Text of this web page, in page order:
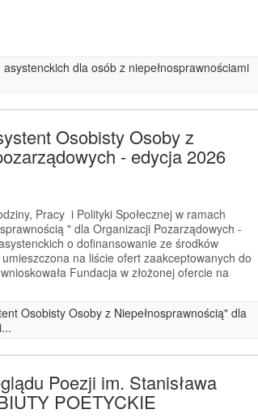
dla osób z niepełnosprawnościami
Osobisty Osoby z
- edycja 2026
Pracy i Polityki Społecznej w ramach
" dla Organizacji Pozarządowych -
o dofinansowanie ze środków
na liście ofert zaakceptowanych do
Fundacja w złożonej ofercie na
Osobisty Osoby z Niepełnosprawnością" dla
Poezji im. Stanisława
POETYCKIE